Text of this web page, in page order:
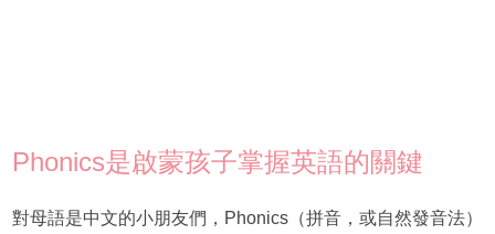
Phonics是啟蒙孩子掌握英語的關鍵
對母語是中文的小朋友們，Phonics（拼音，或自然發音法）